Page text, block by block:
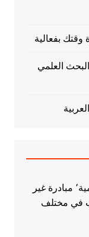
العلمي
قاعدة مذرات التخرج والدراسات الأكاديمية٬ مبادرة غير
في مختلف